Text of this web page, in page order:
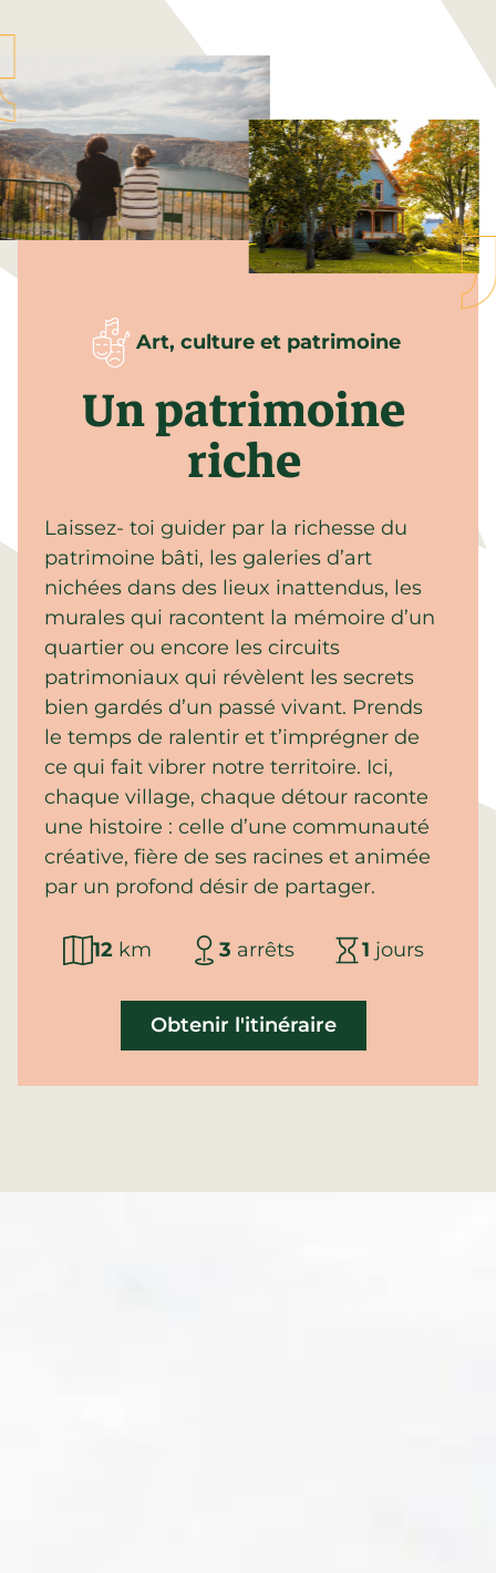
Art, culture et patrimoine
Un patrimoine
riche
Laissez- toi guider par la richesse du
patrimoine bâti, les galeries d’art
nichées dans des lieux inattendus, les
murales qui racontent la mémoire d’un
quartier ou encore les circuits
patrimoniaux qui révèlent les secrets
bien gardés d’un passé vivant. Prends
le temps de ralentir et t’imprégner de
ce qui fait vibrer notre territoire. Ici,
chaque village, chaque détour raconte
une histoire : celle d’une communauté
créative, fière de ses racines et animée
par un profond désir de partager.
12 km 3 arrêts 1 jours
Obtenir l'itinéraire